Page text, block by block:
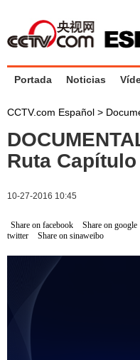
Portada Noticias
CCTV.com Español >
Ruta
10-27-2016 10:45
Share on facebook Share on google
twitter
Share on sinaweibo